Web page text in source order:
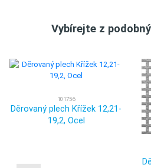
Vybírejte z
101756
Děrovaný plech Křížek 12,21-
19,2, Ocel